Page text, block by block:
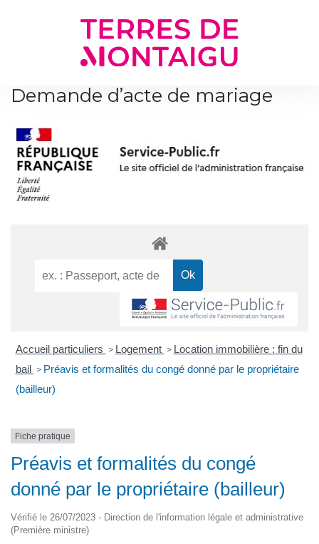
Demande d’acte de mariage
Accueil particuliers > Logement > Location immobilière : fin du
bail > Préavis et formalités du congé donné par le propriétaire
(bailleur)
Fiche pratique
Préavis et formalités du congé
donné par le propriétaire (bailleur)
Vérifié le 26/07/2023 - Direction de l'information légale et administrative
(Première ministre)